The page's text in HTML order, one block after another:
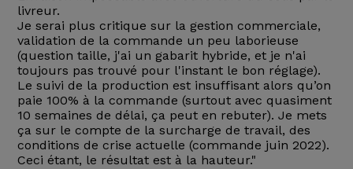
livreur.
Je serai plus critique sur la gestion commerciale,
validation de la commande un peu laborieuse
(question taille, j'ai un gabarit hybride, et je n'ai
toujours pas trouvé pour l'instant le bon réglage).
Le suivi de la production est insuffisant alors qu’on
paie 100% à la commande (surtout avec quasiment
10 semaines de délai, ça peut en rebuter). Je mets
ça sur le compte de la surcharge de travail, des
conditions de crise actuelle (commande juin 2022).
Ceci étant, le résultat est à la hauteur."